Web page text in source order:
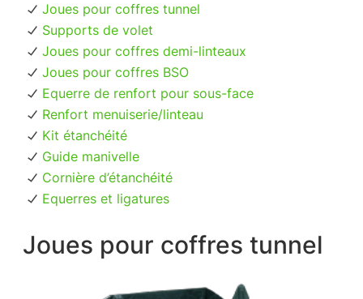
Joues pour coffres tunnel
Supports de volet
Joues pour coffres demi-linteaux
Joues pour coffres BSO
Equerre de renfort pour sous-face
Renfort menuiserie/linteau
Kit étanchéité
Guide manivelle
Cornière d’étanchéité
Equerres et ligatures
Joues pour coffres tunnel